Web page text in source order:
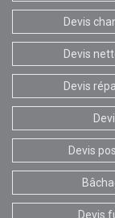
Devis
Devis
Devis
Devis
Devis